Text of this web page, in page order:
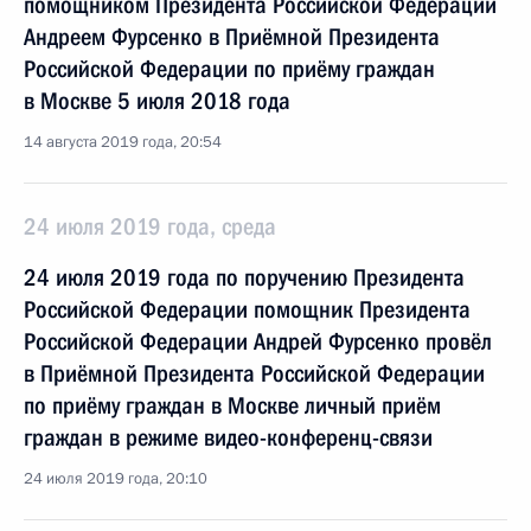
Андреем Фурсенко в Приёмной Президента
Российской Федерации по приёму граждан
в Москве 5 июля 2018 года
14 августа 2019 года, 20:54
24 июля 2019 года, среда
24 июля 2019 года по поручению Президента
Российской Федерации помощник Президента
Российской Федерации Андрей Фурсенко провёл
в Приёмной Президента Российской Федерации
по приёму граждан в Москве личный приём
граждан в режиме видео-конференц-связи
24 июля 2019 года, 20:10